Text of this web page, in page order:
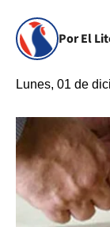
Por El
Lunes, 01 de